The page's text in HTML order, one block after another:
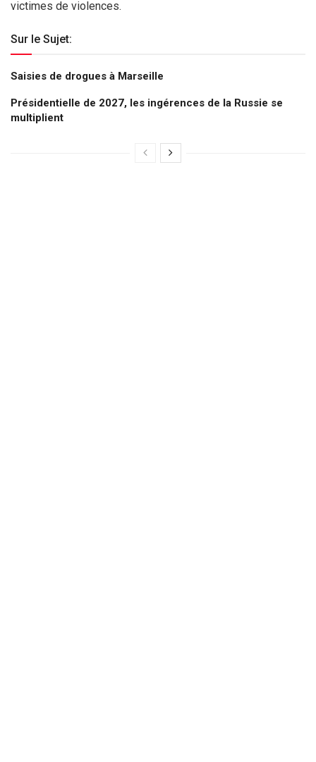
victimes de violences.
Sur le Sujet:
Saisies de drogues à Marseille
Présidentielle de 2027, les ingérences de la Russie se
multiplient